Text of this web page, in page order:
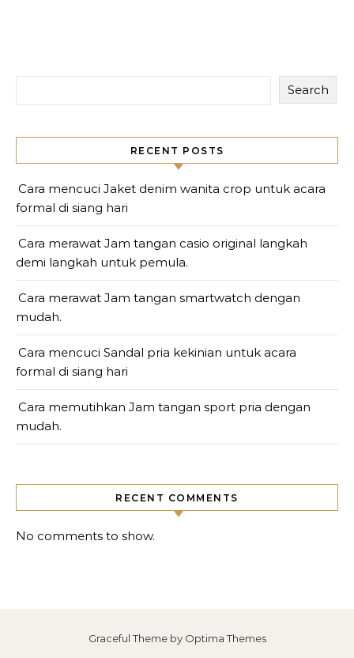
Search
RECENT POSTS
Cara mencuci Jaket denim wanita crop untuk acara
formal di siang hari
Cara merawat Jam tangan casio original langkah
demi langkah untuk pemula.
Cara merawat Jam tangan smartwatch dengan
mudah.
Cara mencuci Sandal pria kekinian untuk acara
formal di siang hari
Cara memutihkan Jam tangan sport pria dengan
mudah.
RECENT COMMENTS
No comments to show.
Graceful Theme by Optima Themes